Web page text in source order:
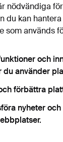
och jag
,köpvillkoren
Skapa konto
nödvändiga
du kan
som används
och
du använder
förbättra
nyheter